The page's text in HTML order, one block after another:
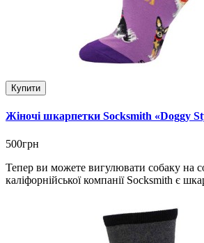
Купити
Жіночі шкарпетки Socksmith «Doggy
500грн
Тепер ви можете вигулювати собаку на
каліфорнійської компанії Socksmith є